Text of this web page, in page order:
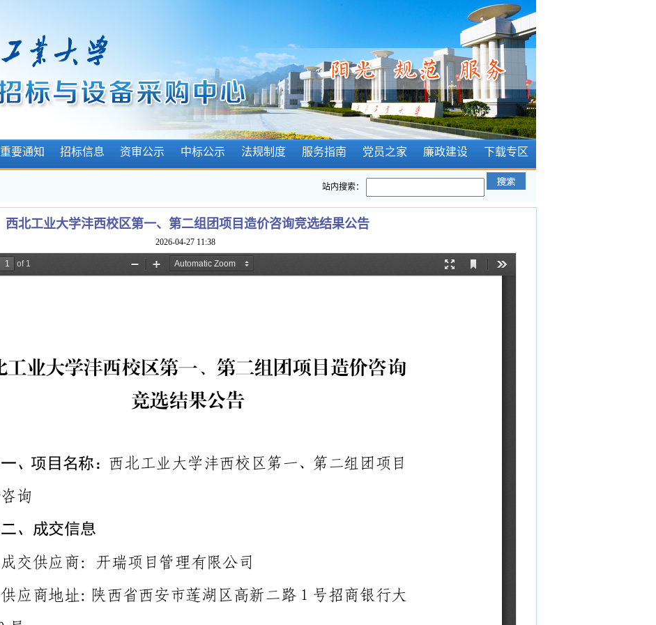
重要通知 招标信息 资审公示 中标公示 法规制度 服务指南 党员之家 廉政建设 下载专区
站内搜索：
西北工业大学沣西校区第一、第二组团项目造价咨询竞选结果公告
2026-04-27 11:38